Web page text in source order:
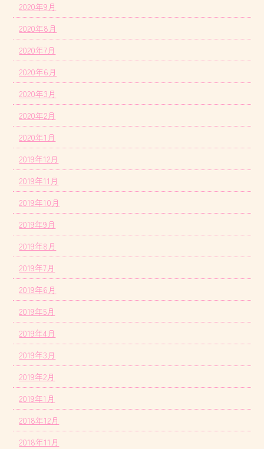
2020年9月
2020年8月
2020年7月
2020年6月
2020年3月
2020年2月
2020年1月
2019年12月
2019年11月
2019年10月
2019年9月
2019年8月
2019年7月
2019年6月
2019年5月
2019年4月
2019年3月
2019年2月
2019年1月
2018年12月
2018年11月